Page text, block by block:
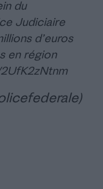
du
Judiciaire
d’euros
en région